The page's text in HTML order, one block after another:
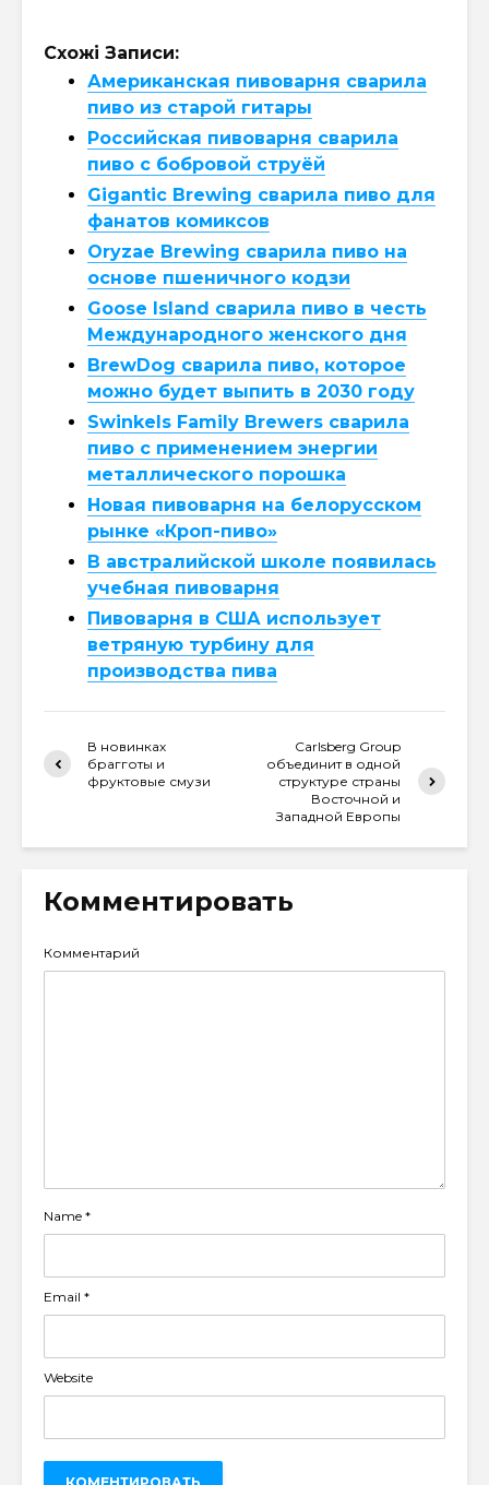
Схожі Записи:
Американская пивоварня сварила
пиво из старой гитары
Российская пивоварня сварила
пиво с бобровой струёй
Gigantic Brewing сварила пиво для
фанатов комиксов
Oryzae Brewing сварила пиво на
основе пшеничного кодзи
Goose Island сварила пиво в честь
Международного женского дня
BrewDog сварила пиво, которое
можно будет выпить в 2030 году
Swinkels Family Brewers сварила
пиво с применением энергии
металлического порошка
Новая пивоварня на белорусском
рынке «Кроп-пиво»
В австралийской школе появилась
учебная пивоварня
Пивоварня в США использует
ветряную турбину для
производства пива
В новинках
брагготы и
фруктовые смузи
Carlsberg Group
объединит в одной
структуре страны
Восточной и
Западной Европы
Комментировать
Комментарий
Name *
Email *
Website